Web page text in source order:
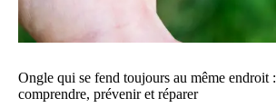
Ongle qui se fend toujours au même endroit :
comprendre, prévenir et réparer